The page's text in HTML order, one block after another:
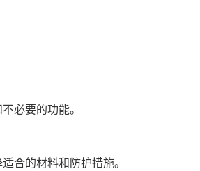
必要的功能。
合的材料和防护措施。